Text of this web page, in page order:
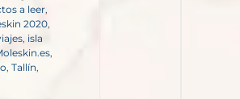
a leer,
2020,
, isla
,
, Tallín,